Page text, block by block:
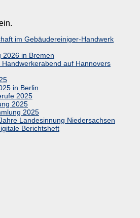
im Gebäudereiniger-Handwerk
2026 in Bremen
auf Hannovers
in Berlin
2025
2025
2025
Landesinnung Niedersachsen
Berichtsheft